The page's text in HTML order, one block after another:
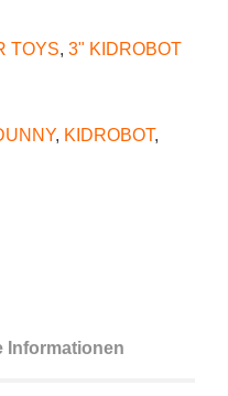
TOYS, 3" KIDROBOT
, KIDROBOT,
Informationen